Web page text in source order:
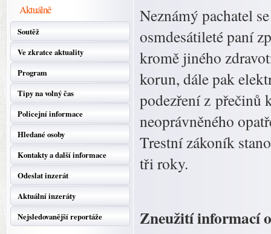
Aktuálně
Soutěž
Ve zkratce aktuality
Program
Tipy na volný čas
Policejní informace
Hledané osoby
Kontakty a další informace
Odeslat inzerát
Aktuální inzeráty
Nejsledovanější reportáže
Neznámý pachatel
osmdesátileté paní
kromě jiného
korun, dále pak
podezření z přečinů
neoprávněného
Trestní zákoník
tři roky.
Zneužití informací